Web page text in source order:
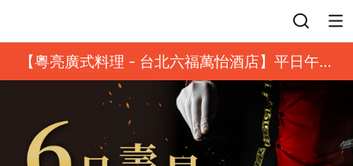
【粵亮廣式料理 - 台北六福萬怡酒店】平日午餐
8 折起｜靓港點套餐